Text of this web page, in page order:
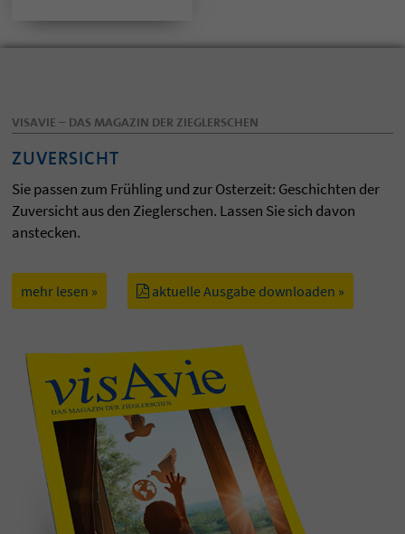
VISAVIE – DAS MAGAZIN DER ZIEGLERSCHEN
ZUVERSICHT
Sie passen zum Frühling und zur Osterzeit: Geschichten der
Zuversicht aus den Zieglerschen. Lassen Sie sich davon
anstecken.
mehr lesen » aktuelle Ausgabe downloaden »